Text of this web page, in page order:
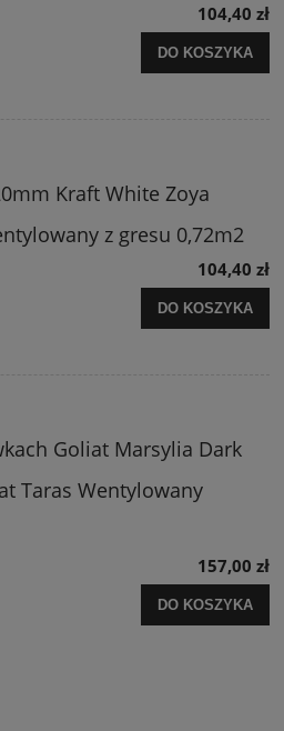
104,40 zł
DO KOSZYKA
Kraft White Zoya
z gresu 0,72m2
104,40 zł
DO KOSZYKA
Goliat Marsylia Dark
Taras Wentylowany
157,00 zł
DO KOSZYKA